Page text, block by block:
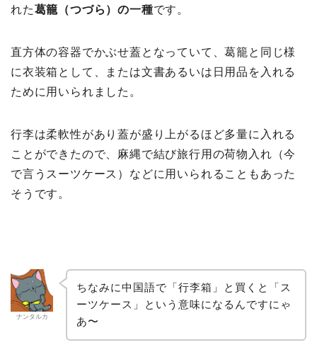
れた葛籠（つづら）の一種です。
直方体の容器でかぶせ蓋となっていて、葛籠と同じ様
に衣装箱として、または文書あるいは日用品を入れる
ために用いられました。
行李は柔軟性があり蓋が盛り上がるほど多量に入れる
ことができたので、麻縄で結び旅行用の荷物入れ（今
で言うスーツケース）などに用いられることもあった
そうです。
ナンタルカ
ちなみに中国語で「行李箱」と買くと「ス
ーツケース」という意味になるんですにゃ
あ〜